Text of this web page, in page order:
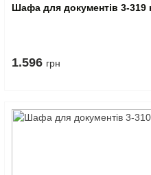
Шафа для документів 3-319
1.596 грн